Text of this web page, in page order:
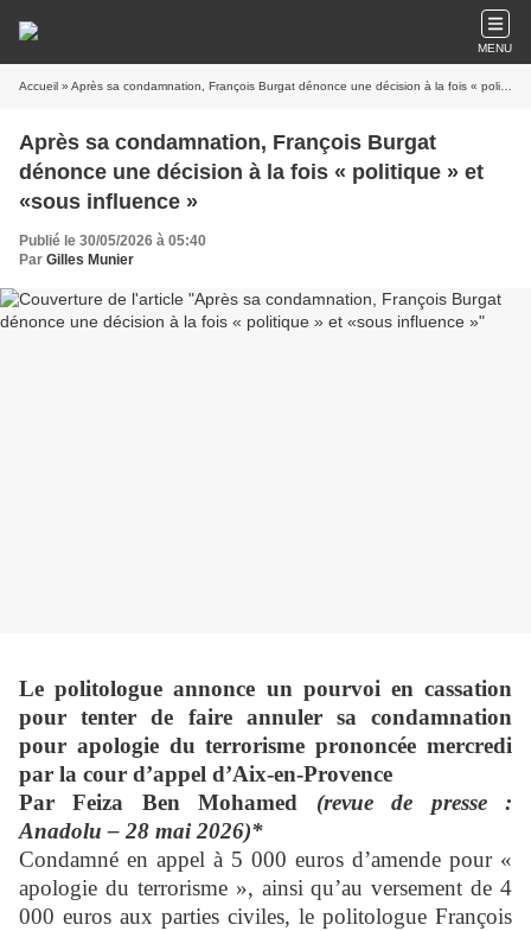
MENU
Accueil » Après sa condamnation, François Burgat dénonce une décision à la fois « politique » et «sous influence »
Après sa condamnation, François Burgat
dénonce une décision à la fois « politique » et
«sous influence »
Publié le 30/05/2026 à 05:40
Par Gilles Munier
Le politologue annonce un pourvoi en cassation
pour tenter de faire annuler sa condamnation
pour apologie du terrorisme prononcée mercredi
par la cour d’appel d’Aix-en-Provence
Par Feiza Ben Mohamed (revue de presse :
Anadolu – 28 mai 2026)*
Condamné en appel à 5 000 euros d’amende pour «
apologie du terrorisme », ainsi qu’au versement de 4
000 euros aux parties civiles, le politologue François